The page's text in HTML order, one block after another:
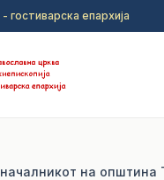
содржинаепархија
на општина